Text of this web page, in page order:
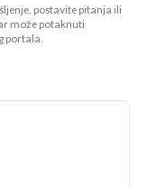
postavite pitanja ili
može potaknuti
portala.